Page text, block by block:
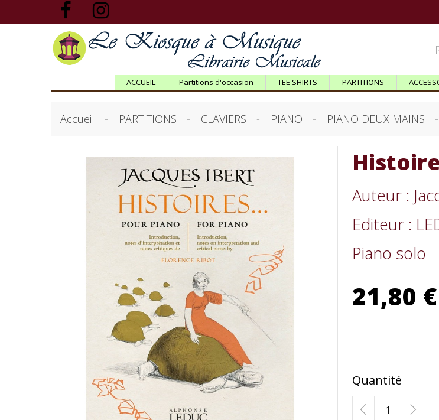
ACCUEIL Partitions d'occasion TEE SHIRTS PARTITIONS
Accueil PARTITIONS CLAVIERS PIANO PIANO DEUX MAINS
Auteur :
Editeur :
Piano solo
21,80 €
Quantité